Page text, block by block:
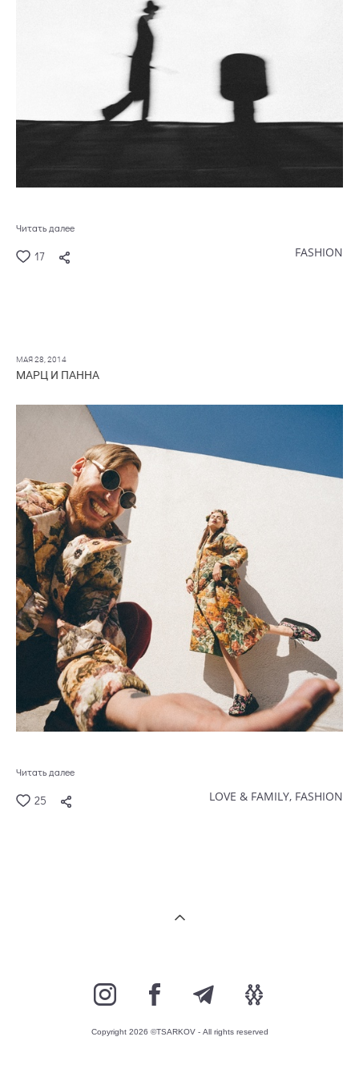
Читать далее
17 FASHION
Читать далее
25 LOVE & FAMILY, FASHION
МАЯ 28, 2014
МАРЦ И ПАННА
Copyright 2026 ©TSARKOV - All rights reserved